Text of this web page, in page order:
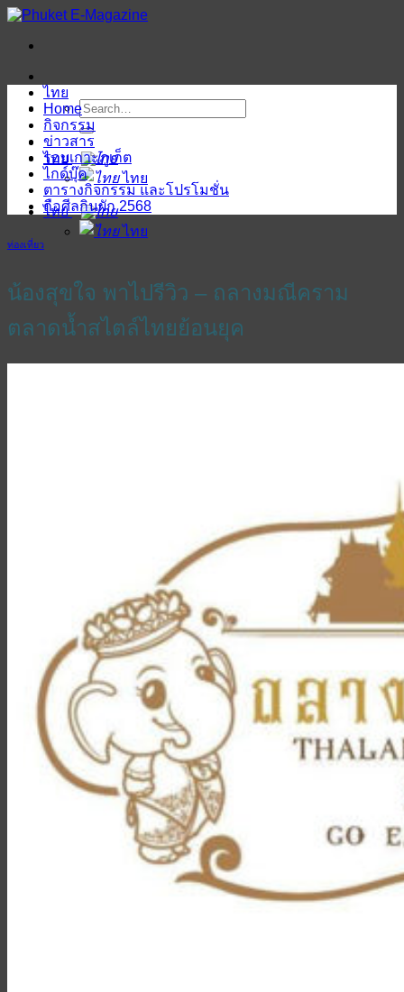
ข้าม
เนื้อหา
ไทย
ไทย
ไทย
ไทย
ไทย
Home
กิจกรรม
ข่าวสาร
รอบเกาะภูเก็ต
ไกด์บุ๊ค
ตารางกิจกรรม และโปรโมชั่น
ถือศีลกินผัก 2568
ท่องเที่ยว
น้องสุขใจ พาไปรีวิว – ถลางมณีคราม
ตลาดน้ำสไตล์ไทยย้อนยุค